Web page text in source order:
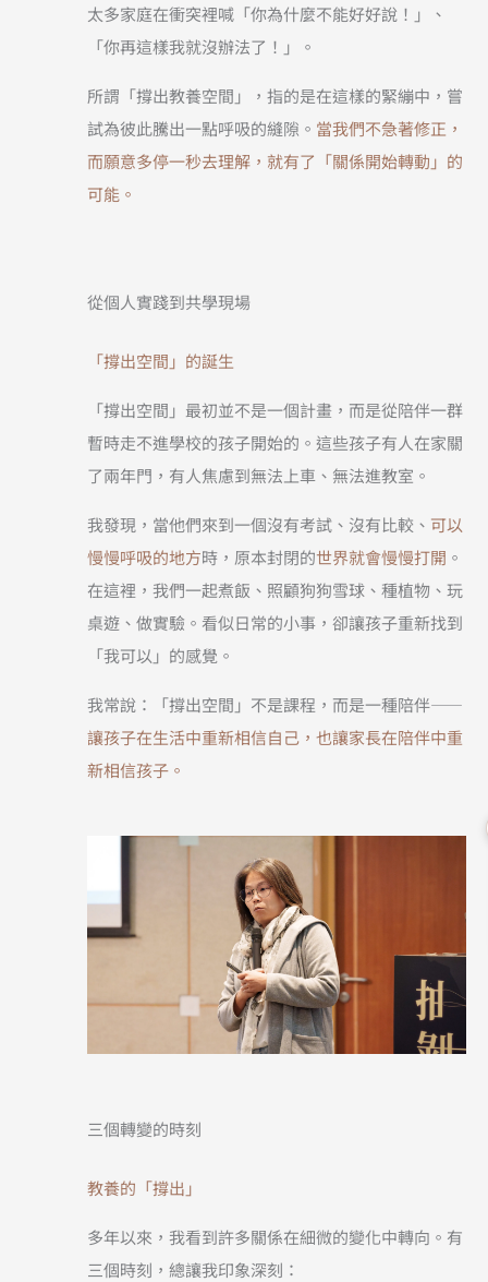
太多家庭在衝突裡喊「你為什麼不能好好說！」、
「你再這樣我就沒辦法了！」。
所謂「撐出教養空間」，指的是在這樣的緊繃中，嘗
試為彼此騰出一點呼吸的縫隙。 當我們不急著修正，
而願意多停一秒去理解，就有了「關係開始轉動」的
可能。
從個人實踐到共學現場
「撐出空間」的誕生
「撐出空間」最初並不是一個計畫，而是從陪伴一群
暫時走不進學校的孩子開始的。這些孩子有人在家關
了兩年門，有人焦慮到無法上車、無法進教室。
我發現，當他們來到一個沒有考試、沒有比較、 可以
慢慢呼吸的地方時，原本封閉的世界就會慢慢打開 。
在這裡，我們一起煮飯、照顧狗狗雪球、種植物、玩
桌遊、做實驗。看似日常的小事，卻讓孩子重新找到
「我可以」的感覺。
我常說：「撐出空間」不是課程，而是一種陪伴——
讓孩子在生活中重新相信自己，也讓家長在陪伴中重
新相信孩子。
三個轉變的時刻
教養的「撐出」
多年以來，我看到許多關係在細微的變化中轉向。有
三個時刻，總讓我印象深刻：